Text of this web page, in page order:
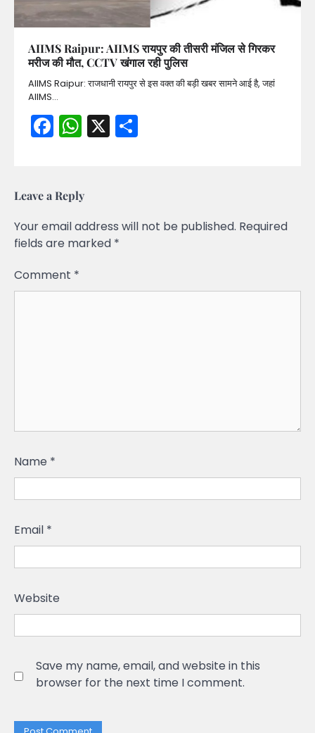
AIIMS Raipur: AIIMS रायपुर की तीसरी मंजिल से गिरकर
मरीज की मौत, CCTV खंगाल रही पुलिस
AIIMS Raipur: राजधानी रायपुर से इस वक्त की बड़ी खबर सामने आई है, जहां
AIIMS…
Facebook
WhatsApp
X
Leave a Reply
Your email address will not be published. Required
fields are marked *
Comment *
Name *
Email *
Website
Save my name, email, and website in this
browser for the next time I comment.